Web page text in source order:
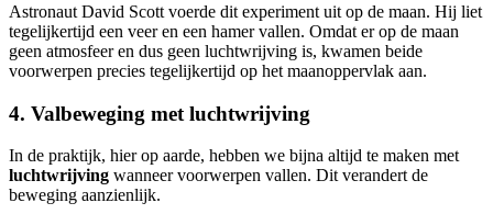
Astronaut David Scott voerde dit experiment uit op de maan. Hij liet
tegelijkertijd een veer en een hamer vallen. Omdat er op de maan
geen atmosfeer en dus geen luchtwrijving is, kwamen beide
voorwerpen precies tegelijkertijd op het maanoppervlak aan.
4. Valbeweging met luchtwrijving
In de praktijk, hier op aarde, hebben we bijna altijd te maken met
luchtwrijving wanneer voorwerpen vallen. Dit verandert de
beweging aanzienlijk.